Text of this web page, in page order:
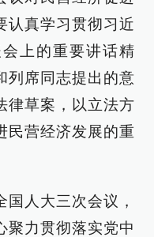
认真学习贯彻习近
上的重要讲话精
列席同志提出的意
律草案，以立法方
民营经济发展的重
人大三次会议，
聚力贯彻落实党中